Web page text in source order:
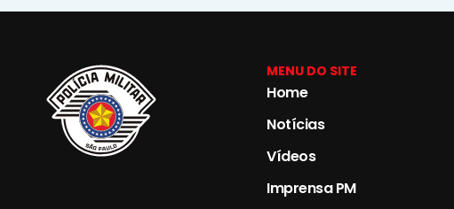
MENU DO SITE
Home
Notícias
Vídeos
Imprensa PM